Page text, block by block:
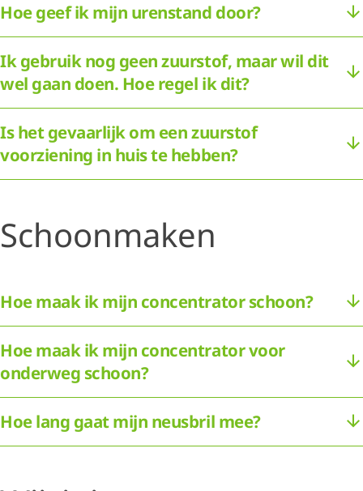
Hoe geef ik mijn urenstand door?
Ik gebruik nog geen zuurstof, maar wil dit
wel gaan doen. Hoe regel ik dit?
Is het gevaarlijk om een zuurstof
voorziening in huis te hebben?
Schoonmaken
Hoe maak ik mijn concentrator schoon?
Hoe maak ik mijn concentrator voor
onderweg schoon?
Hoe lang gaat mijn neusbril mee?